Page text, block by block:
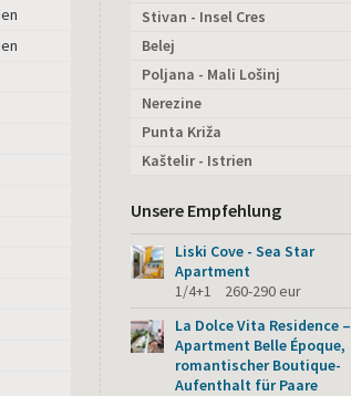
Stivan - Insel Cres
Belej
Poljana - Mali Lošinj
Nerezine
Punta Križa
Kaštelir - Istrien
Unsere Empfehlung
Liski Cove - Sea Star
Apartment
1/4+1 260-290 eur
La Dolce Vita Residence –
Apartment Belle Époque,
romantischer Boutique-
Aufenthalt für Paare